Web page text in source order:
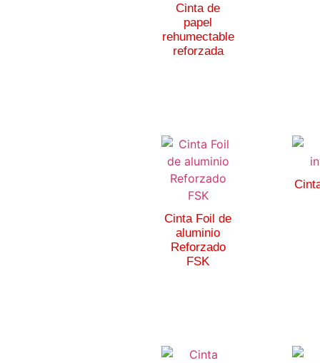
Cinta de
papel
rehumectable
reforzada
Cinta Foil de
aluminio
Reforzado
FSK